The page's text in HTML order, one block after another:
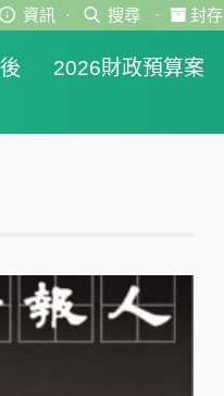
資訊 · 搜尋 · 封存
2026財政預算案